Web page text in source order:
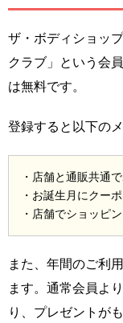
ザ・ボディショッ
クラブ」という会
は無料です。
登録すると以下の
・店舗と通販共通
・お誕生月にクー
・店舗でショッピ
また、年間のご利
ます。通常会員よ
り、プレゼントが